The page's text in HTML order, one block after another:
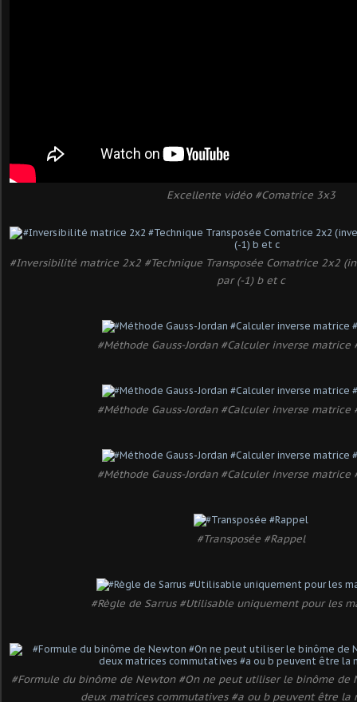
Excellente vidéo #Comatrice 3x3
#Inversibilité matrice 2x2 #Technique Transposée Comatrice 2x2
par (-1) b et c
#Méthode Gauss-Jordan #Calculer inverse matrice
#Méthode Gauss-Jordan #Calculer inverse matrice
#Méthode Gauss-Jordan #Calculer inverse matrice
#Transposée #Rappel
#Règle de Sarrus #Utilisable uniquement pour les
#Formule du binôme de Newton #On ne peut utiliser le binôme de
deux matrices commutatives #a ou b peuvent être la